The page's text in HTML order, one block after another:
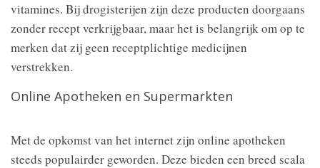
vitamines. Bij drogisterijen zijn deze producten doorgaans
zonder recept verkrijgbaar, maar het is belangrijk om op te
merken dat zij geen receptplichtige medicijnen
verstrekken.
Online Apotheken en Supermarkten
Met de opkomst van het internet zijn online apotheken
steeds populairder geworden. Deze bieden een breed scala